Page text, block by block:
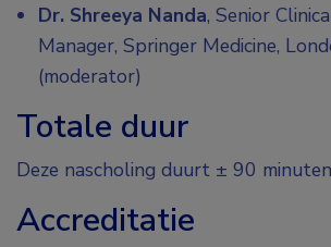
Dr. Shreeya Nanda, Senior
Manager, Springer Medicine,
(moderator)
Totale duur
Deze nascholing duurt ± 90
Accreditatie